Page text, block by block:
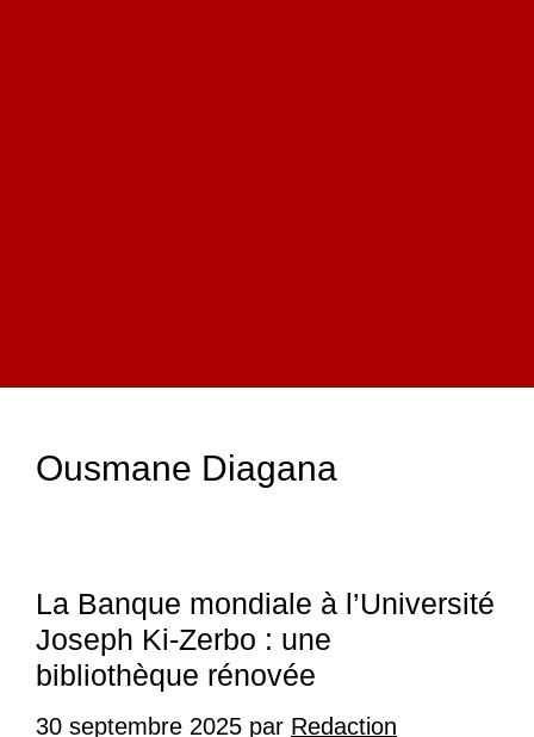
Ousmane Diagana
La Banque mondiale à l’Université
Joseph Ki-Zerbo : une
bibliothèque rénovée
30 septembre 2025 par Redaction